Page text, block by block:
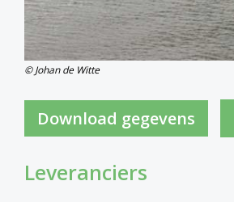
© Johan de Witte
Leveranciers